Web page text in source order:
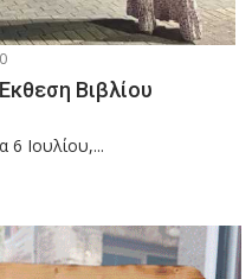
0
Βιβλίου
6 Ιουλίου,...